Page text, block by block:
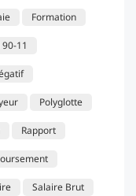
Formation
90-11
Polyglotte
Rapport
Salaire Brut